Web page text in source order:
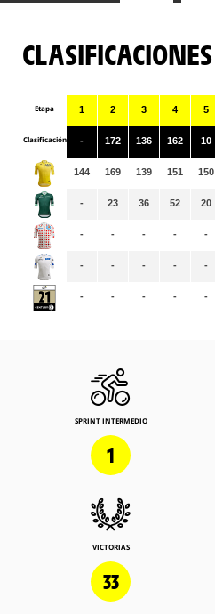
CLASIFICACIONES
Etapa
Clasificación
1
-
144
-
-
-
-
2
172
169
23
-
-
-
3
136
139
36
-
-
-
4
162
151
52
-
-
-
5
10
150
20
-
-
-
SPRINT INTERMEDIO
1
VICTORIAS
33